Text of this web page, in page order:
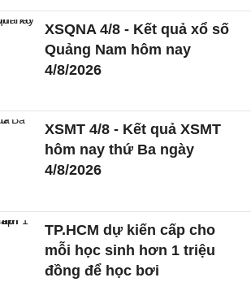
XSQNA 4/8 - Kết quả xổ số
Quảng Nam hôm nay
4/8/2026
XSMT 4/8 - Kết quả XSMT
hôm nay thứ Ba ngày
4/8/2026
TP.HCM dự kiến cấp cho
mỗi học sinh hơn 1 triệu
đồng để học bơi